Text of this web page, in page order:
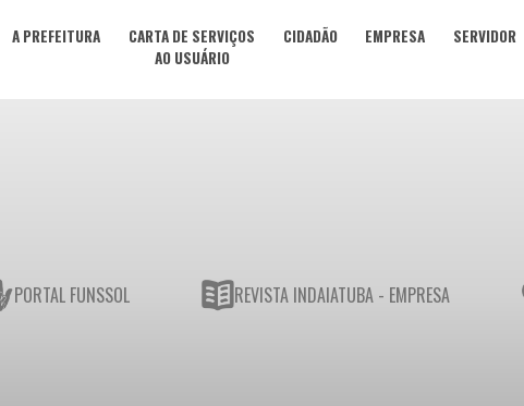
A PREFEITURA
CARTA DE SERVIÇOS
AO USUÁRIO
CIDADÃO EMPRESA SERVIDOR
PORTAL FUNSSOL REVISTA INDAIATUBA - EMPRESA